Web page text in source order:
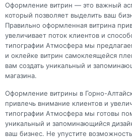
Оформление витрин — это важный
который позволяет выделить ваш
Правильно оформленная витрина
увеличивает поток клиентов и
типографии Атмосфера мы
и оклейке витрин самоклеящейся
вам создать уникальный и
магазина.
Оформление витрины в Горно-
привлечь внимание клиентов и
типографии Атмосфера мы готовы
уникальный и запоминающийся
ваш бизнес. Не упустите